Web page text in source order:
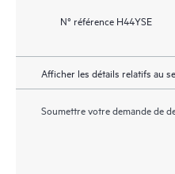
N° référence H44YSE
Afficher les détails relatifs au
Soumettre votre demande de